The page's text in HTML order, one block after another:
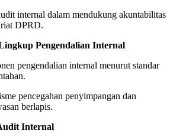
internal dalam mendukung akuntabilitas
DPRD.
Pengendalian Internal
pengendalian internal menurut standar
pencegahan penyimpangan dan
berlapis.
Internal